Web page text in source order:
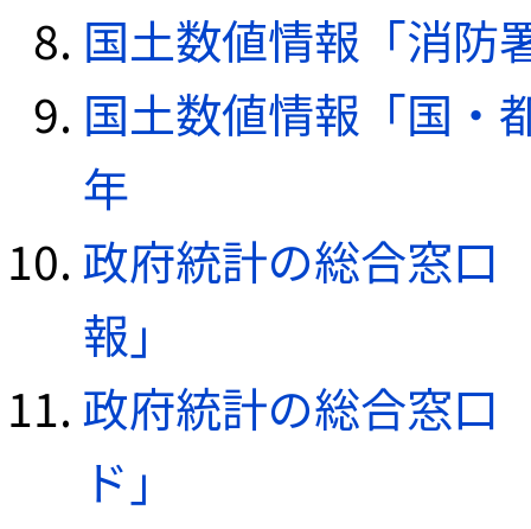
国土数値情報「消防
国土数値情報「国・
年
政府統計の総合窓口
報」
政府統計の総合窓口
ド」